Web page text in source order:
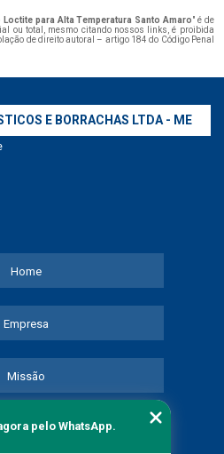
Loctite para Alta Temperatura Santo Amaro" é de
ou total, mesmo citando nossos links, é proibida
de direito autoral – artigo 184 do Código Penal
E BORRACHAS LTDA - ME
Home
Empresa
Missão
Serviçospelo WhatsApp.